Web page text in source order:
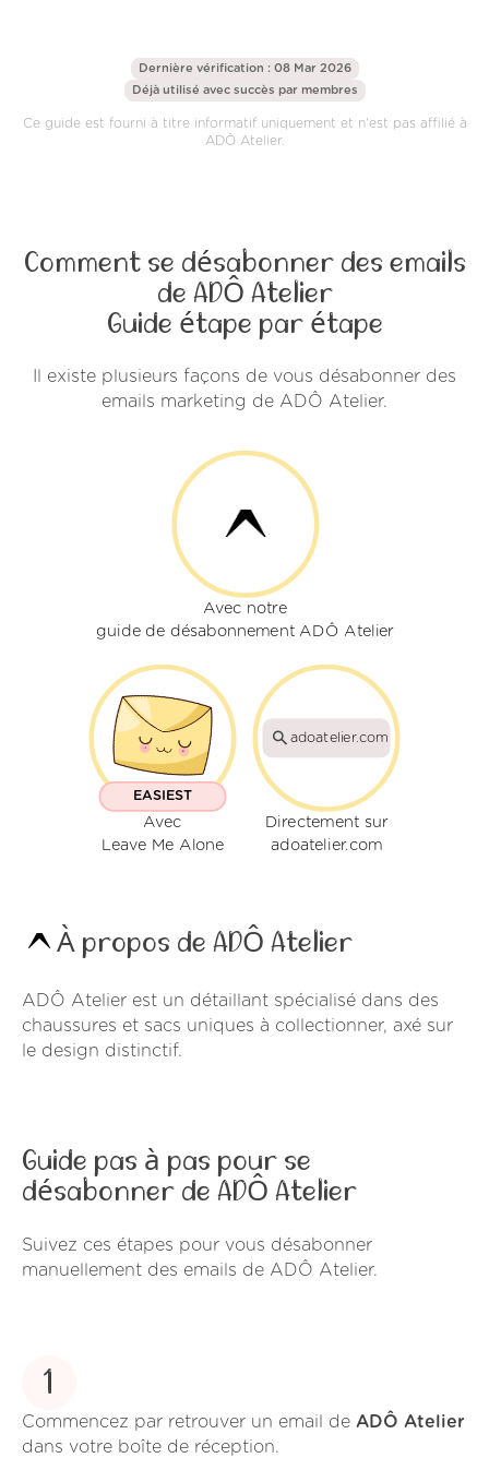
Dernière vérification : 08 Mar 2026
Déjà utilisé avec succès par membres
Ce guide est fourni à titre informatif uniquement et n'est pas affilié à
ADÔ Atelier.
Comment se désabonner des emails
de ADÔ Atelier
Guide étape par étape
Il existe plusieurs façons de vous désabonner des
emails marketing de ADÔ Atelier.
Avec notre
guide de désabonnement ADÔ Atelier
EASIEST
Avec
Leave Me Alone
adoatelier.com
Directement sur
adoatelier.com
À propos de ADÔ Atelier
ADÔ Atelier est un détaillant spécialisé dans des
chaussures et sacs uniques à collectionner, axé sur
le design distinctif.
Guide pas à pas pour se
désabonner de ADÔ Atelier
Suivez ces étapes pour vous désabonner
manuellement des emails de ADÔ Atelier.
1
Commencez par retrouver un email de ADÔ Atelier
dans votre boîte de réception.